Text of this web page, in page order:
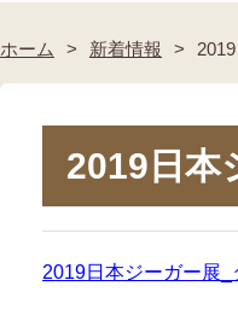
ホーム 新着情報
2019日本
2019日本ジーガー展